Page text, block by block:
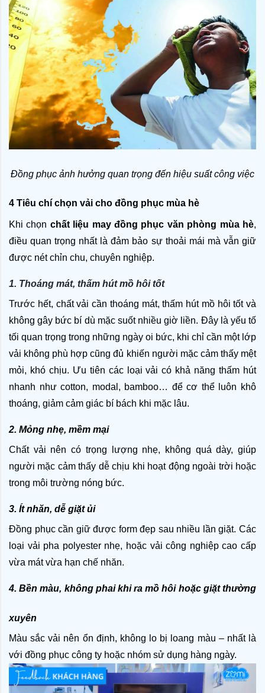
Đồng phục ảnh hưởng quan trọng đến hiệu suất công việc
4 Tiêu chí chọn vải cho đồng phục mùa hè
Khi chọn chất liệu may đồng phục văn phòng mùa hè,
điều quan trọng nhất là đảm bảo sự thoải mái mà vẫn giữ
được nét chỉn chu, chuyên nghiệp.
1. Thoáng mát, thấm hút mồ hôi tốt
Trước hết, chất vải cần thoáng mát, thấm hút mồ hôi tốt và
không gây bức bí dù mặc suốt nhiều giờ liền. Đây là yếu tố
tối quan trọng trong những ngày oi bức, khi chỉ cần một lớp
vải không phù hợp cũng đủ khiến người mặc cảm thấy mệt
mỏi, khó chịu. Ưu tiên các loại vải có khả năng thấm hút
nhanh như cotton, modal, bamboo… để cơ thể luôn khô
thoáng, giảm cảm giác bí bách khi mặc lâu.
2. Mỏng nhẹ, mềm mại
Chất vải nên có trọng lượng nhẹ, không quá dày, giúp
người mặc cảm thấy dễ chịu khi hoạt động ngoài trời hoặc
trong môi trường nóng bức.
3. Ít nhăn, dễ giặt ủi
Đồng phục cần giữ được form đẹp sau nhiều lần giặt. Các
loại vải pha polyester nhẹ, hoặc vải công nghiệp cao cấp
vừa mát vừa hạn chế nhăn.
4. Bền màu, không phai khi ra mồ hôi hoặc giặt thường
xuyên
Màu sắc vải nên ổn định, không lo bị loang màu – nhất là
với đồng phục công ty hoặc nhóm sử dụng hàng ngày.